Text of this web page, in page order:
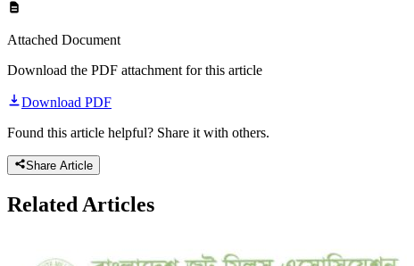
Attached Document
Download the PDF attachment for this article
Download PDF
Found this article helpful? Share it with others.
Share Article
Related Articles